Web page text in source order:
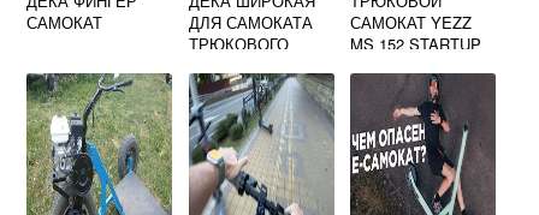
САМОКАТ
ДЛЯ САМОКАТА
ТРЮКОВОГО
САМОКАТ YEZZ
MS 152 STARTUP